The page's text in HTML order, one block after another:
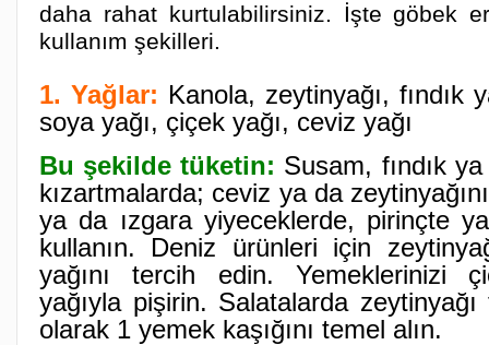
daha rahat kurtulabilirsiniz. İşte göbek
kullanım şekilleri.
1. Yağlar: Kanola, zeytinyağı, fındık
soya yağı, çiçek yağı, ceviz yağı
Bu şekilde tüketin: Susam, fındık
kızartmalarda; ceviz ya da
ya da ızgara yiyeceklerde, pirinçte
kullanın. Deniz ürünleri için
yağını tercih edin. Yemeklerinizi
yağıyla pişirin. Salatalarda
olarak 1 yemek kaşığını temel alın.